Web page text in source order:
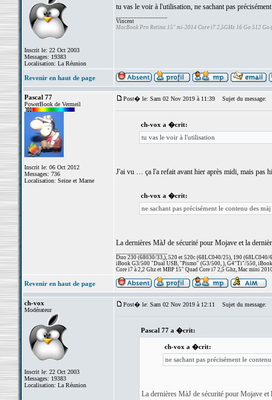
Inscrit le: 22 Oct 2003
Messages: 19383
Localisation: La Réunion
tu vas le voir à l'utilisation, ne sachant pas
Vincent
MacBook Pro Retina 15" mi-2014 Core i7 2,5GHz 16 Go 512 Go
Revenir en haut de page
Pascal 77
PowerBook de Vermeil
Inscrit le: 06 Oct 2012
Messages: 736
Localisation: Seine et Marne
Post� le: Sam 02 Nov 2019 à 11:39 Sujet du message:
ch-vox a �crit:
tu vas le voir à l'utilisation
J'ai vu … ça l'a refait avant hier après midi, mais pas
ch-vox a �crit:
ne sachant pas précisément le contenu des
La dernières MàJ de sécurité pour Mojave et la
Duo 230 (68030/33,), 520 et 520c (68LC040/25), 190 (68LC040/
iBook G3/500 "Dual USB, "Pismo" (G3/500, ), G4"Ti"/550,
Core i7 à 2,2 Ghz et MBP 15" Quad Core i7 2,5 Ghz, Mac mini
Revenir en haut de page
ch-vox
Modérateur
Inscrit le: 22 Oct 2003
Messages: 19383
Localisation: La Réunion
Post� le: Sam 02 Nov 2019 à 12:11 Sujet du message:
Pascal 77 a �crit:
ch-vox a �crit:
ne sachant pas précisément le
La dernières MàJ de sécurité pour Mojave et